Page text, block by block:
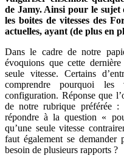
de Jamy. Ainsi pour le
les boites de vitesses des
actuelles, ayant (de plus en
Dans le cadre de notre
évoquions que cette
seule vitesse. Certains
comprendre pourquoi les
configuration. Réponse que
de notre rubrique préférée :
répondre à la question «
qu’une seule vitesse
faut également se demander
besoin de plusieurs rapports ?